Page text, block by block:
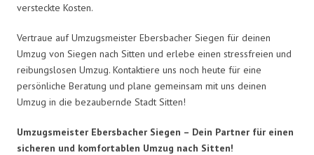
versteckte Kosten.
Vertraue auf Umzugsmeister Ebersbacher Siegen für deinen
Umzug von Siegen nach Sitten und erlebe einen stressfreien und
reibungslosen Umzug. Kontaktiere uns noch heute für eine
persönliche Beratung und plane gemeinsam mit uns deinen
Umzug in die bezaubernde Stadt Sitten!
Umzugsmeister Ebersbacher Siegen – Dein Partner für einen
sicheren und komfortablen Umzug nach Sitten!